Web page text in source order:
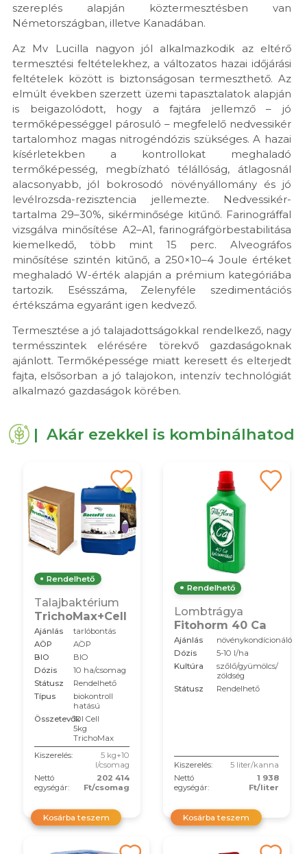
szereplés alapján köztermesztésben van
Németországban, illetve Kanadában.
Az Mv Lucilla nagyon jól alkalmazkodik az eltérő
termesztési feltételekhez, a változatos hazai időjárási
feltételek között is biztonságosan termeszthető. Az
elmúlt években szerzett üzemi tapasztalatok alapján
is beigazolódott, hogy a fajtára jellemző – jó
termőképességgel párosuló – megfelelő nedvessikér
tartalomhoz magas nitrogéndózis szükséges. A hazai
kísérletekben a kontrollokat meghaladó
termőképesség, megbízható télállóság, átlagosnál
alacsonyabb, jól bokrosodó növényállomány és jó
levélrozsda-rezisztencia jellemezte. Nedvessikér-
tartalma 29–30%, sikérminősége kitűnő. Farinográffal
vizsgálva minősítése A2–A1, farinográfgörbestabilitása
kiemelkedő, több mint 15 perc. Alveográfos
minősítése szintén kitűnő, a 250×10–4 Joule értéket
meghaladó W-érték alapján a prémium kategóriába
tartozik. Esésszáma, Zelenyféle szedimentációs
értékszáma egyaránt igen kedvező.
Termesztése a jó talajadottságokkal rendelkező, nagy
termésszintek elérésére törekvő gazdaságoknak
ajánlott. Termőképessége miatt keresett és elterjedt
fajta, elsősorban a jó talajokon, intenzív technológiát
alkalmazó gazdaságok körében.
| Akár ezekkel is kombinálhatod
Rendelhető
Talajbaktérium
TrichoMax+Cell
Ajánlás
tarlóbontás
AÖP
AÖP
BIO
BIO
Dózis
10 ha/csomag
Státusz
Rendelhető
Típus
biokontroll
hatású
Összetevők10l Cell
5kg
TrichoMax
Kiszerelés:
5 kg+10
l/csomag
Nettó
egységár:
202 414
Ft/csomag
Kosárba teszem
Rendelhető
Lombtrágya
Fitohorm 40 Ca
Ajánlás
növénykondícionáló
Dózis
5-10 l/ha
Kultúra
szőlő/gyümölcs/
zöldség
Státusz
Rendelhető
Kiszerelés:
5 liter/kanna
Nettó
egységár:
1 938
Ft/liter
Kosárba teszem